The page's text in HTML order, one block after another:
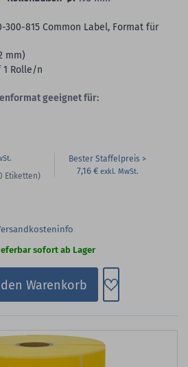
300-815 Common Label, Format für
mm)
1 Rolle/n
geeignet für:
Etiketten)
Bester Staffelpreis
7,16 €
sofort ab Lager
Warenkorb Zum